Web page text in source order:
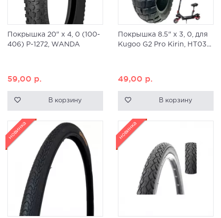
Покрышка 20" x 4, 0 (100-
406) P-1272, WANDA
59,00 р.
В корзину
Покрышка 8.5" х 3, 0, для
Kugoo G2 Pro Kirin, HT03...
49,00 р.
В корзину
новинка новинка